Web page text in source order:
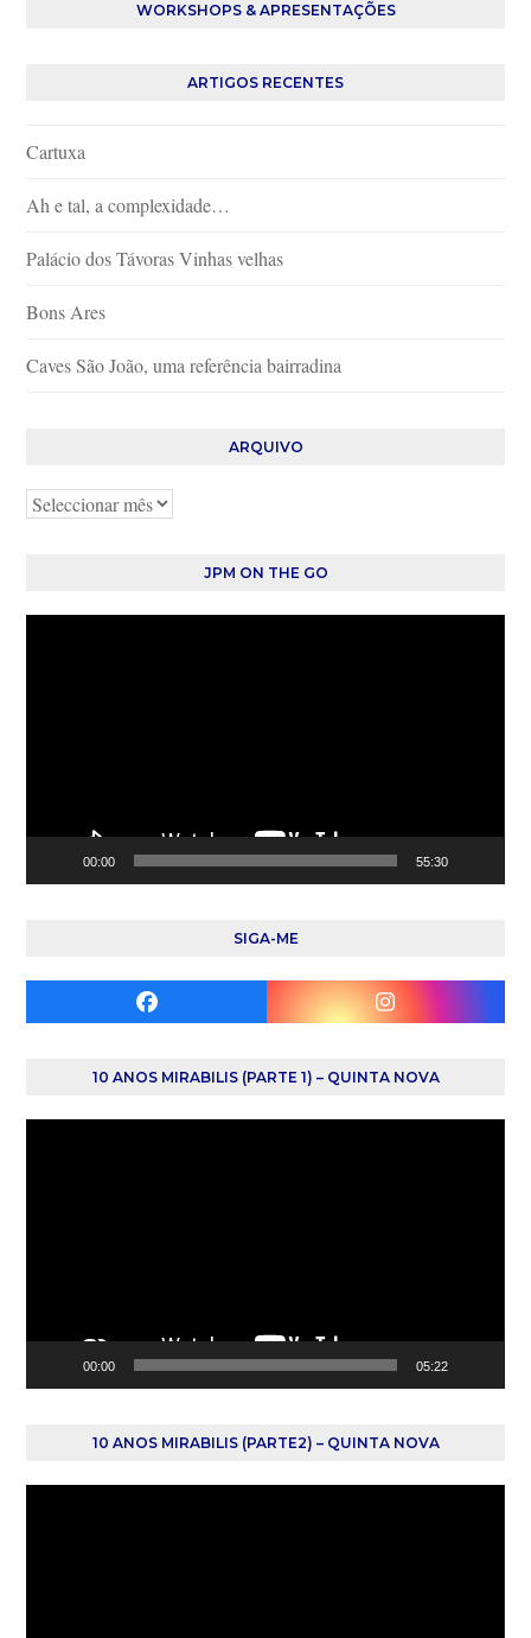
WORKSHOPS & APRESENTAÇÕES
ARTIGOS RECENTES
Cartuxa
Ah e tal, a complexidade…
Palácio dos Távoras Vinhas velhas
Bons Ares
Caves São João, uma referência bairradina
ARQUIVO
Arquivo
JPM ON THE GO
00:00 55:30
SIGA-ME
Facebook Instagram
10 ANOS MIRABILIS (PARTE 1) – QUINTA NOVA
00:00 05:22
10 ANOS MIRABILIS (PARTE2) – QUINTA NOVA